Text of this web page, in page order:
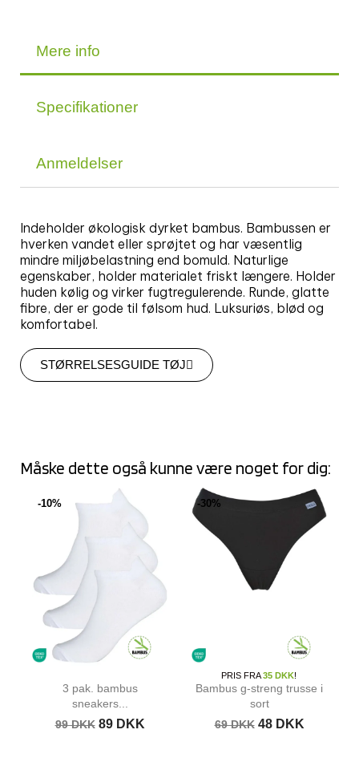
Mere info
Specifikationer
Anmeldelser
Indeholder økologisk dyrket bambus. Bambussen er
hverken vandet eller sprøjtet og har væsentlig
mindre miljøbelastning end bomuld. Naturlige
egenskaber, holder materialet friskt længere. Holder
huden kølig og virker fugtregulerende. Runde, glatte
fibre, der er gode til følsom hud. Luksuriøs, blød og
komfortabel.
STØRRELSESGUIDE TØJ
Måske dette også kunne være noget for dig:
3 pak. bambus
sneakers...
99 DKK 89 DKK
-10%
Bambus g-streng trusse i
sort
69 DKK
PRIS FRA35 DKK!
48 DKK
-30%